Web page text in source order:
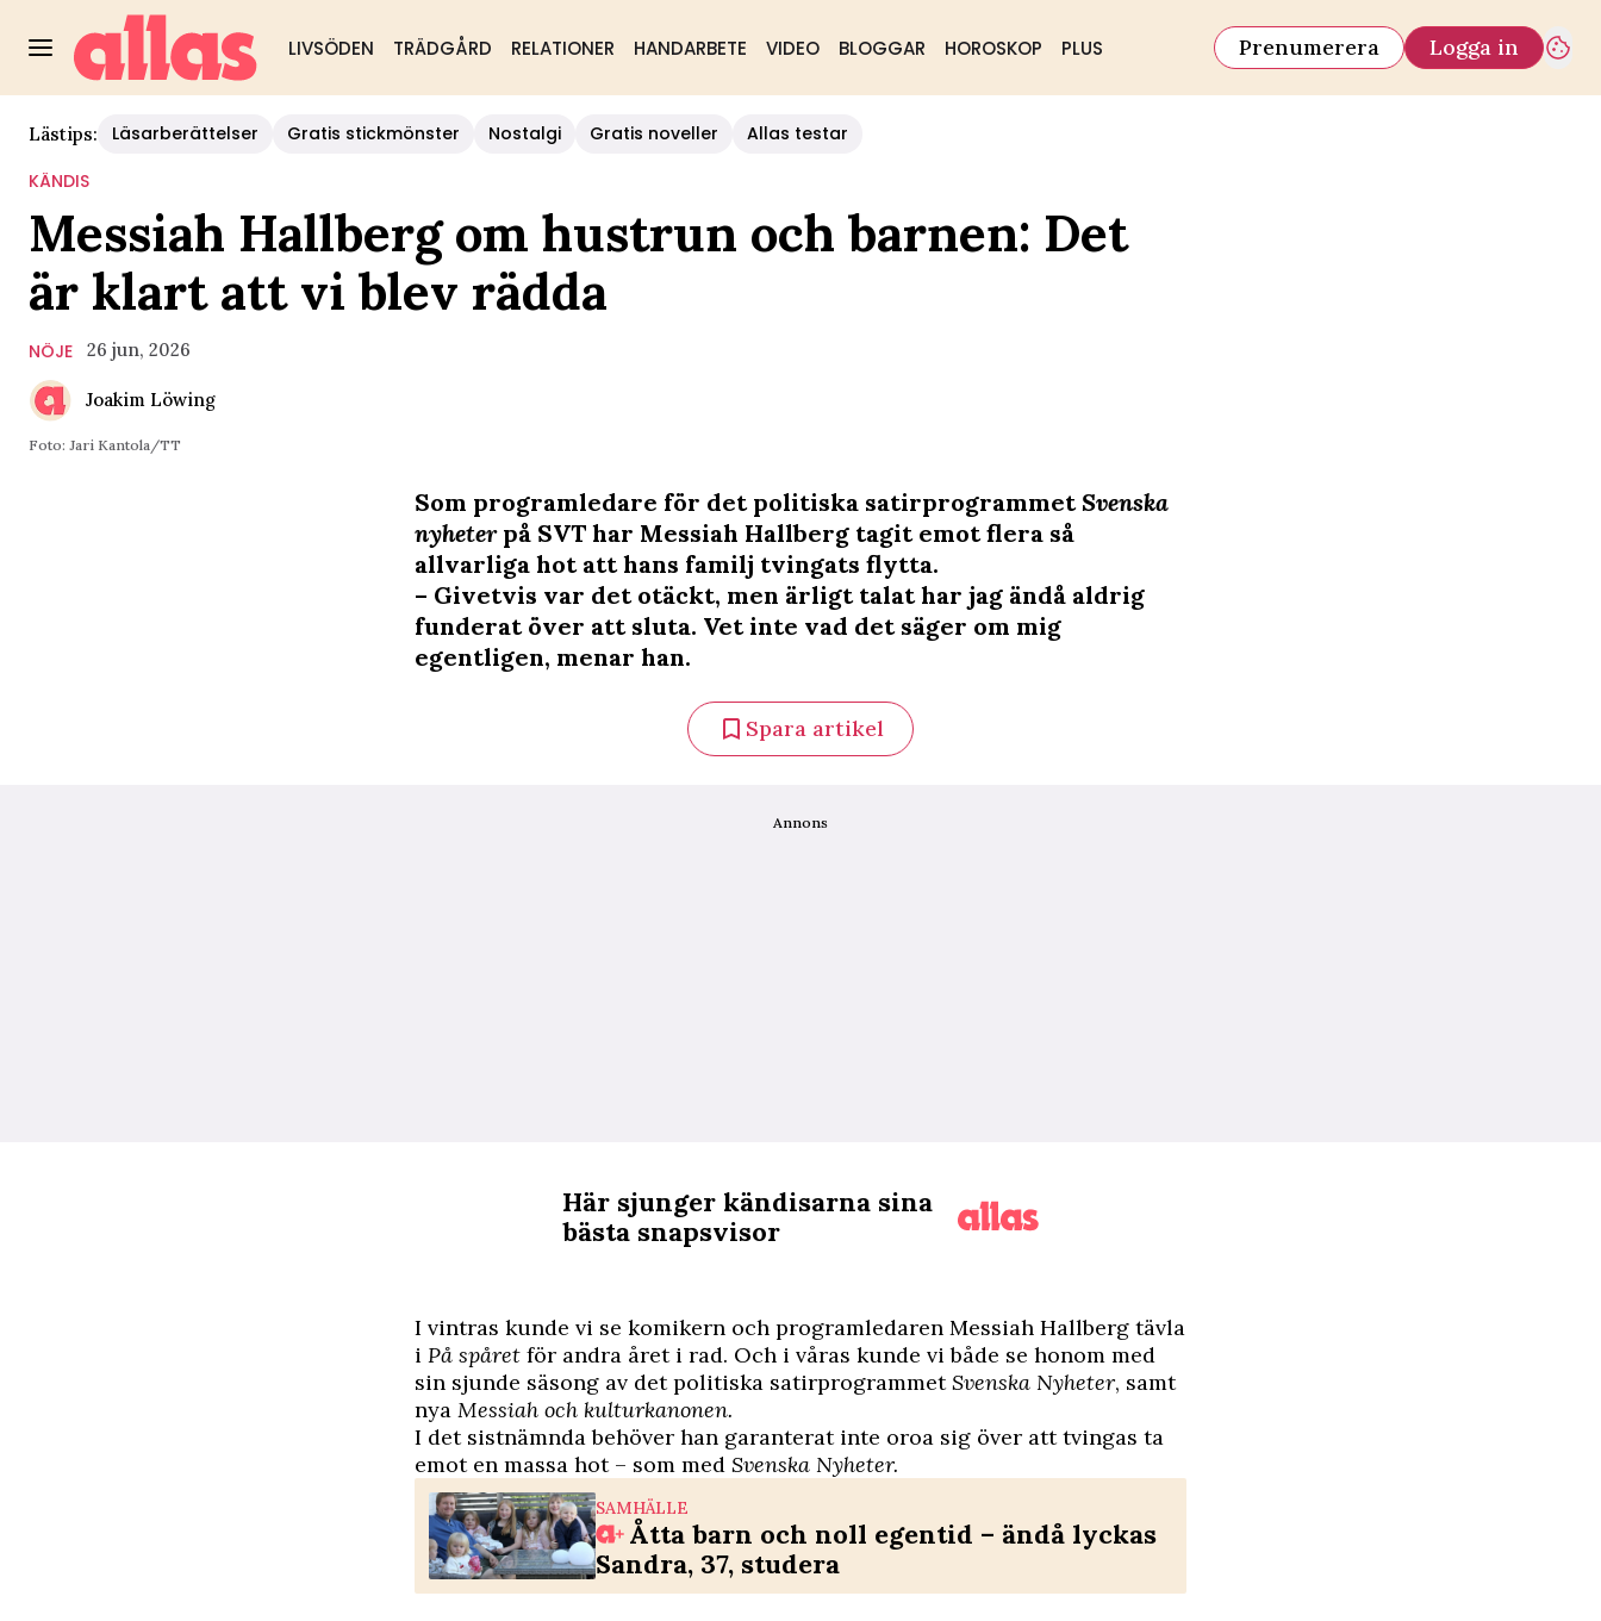
LIVSÖDEN TRÄDGÅRD RELATIONER HANDARBETE VIDEO BLOGGAR HOROSKOP PLUS Prenumerera Logga in
Lästips: Läsarberättelser Gratis stickmönster Nostalgi Gratis noveller
Allas testar
KÄNDIS
Messiah Hallberg om hustrun och barnen: Det
är klart att vi blev rädda
NÖJE 26 jun, 2026
Joakim Löwing
Foto: Jari Kantola/TT
Som programledare för det politiska satirprogrammetSvenska
nyheterpå SVT har Messiah Hallberg tagit emot flera så
allvarliga hot att hans familj tvingats flytta.
– Givetvis var det otäckt, men ärligt talat har jag ändå aldrig
funderat över att sluta. Vet inte vad det säger om mig
egentligen, menar han.
Spara artikel
Annons
Här sjunger kändisarna sina
bästa snapsvisor
I vintras kunde vi se komikern och programledaren Messiah Hallberg tävla
i På spåret för andra året i rad. Och i våras kunde vi både se honom med
sin sjunde säsong av det politiska satirprogrammetSvenska Nyheter, samt
nya Messiah och kulturkanonen.
I det sistnämnda behöver han garanterat inte oroa sig över att tvingas ta
emot en massa hot – som med Svenska Nyheter.
SAMHÄLLE
Åtta barn och noll egentid – ändå lyckas
Sandra, 37, studera